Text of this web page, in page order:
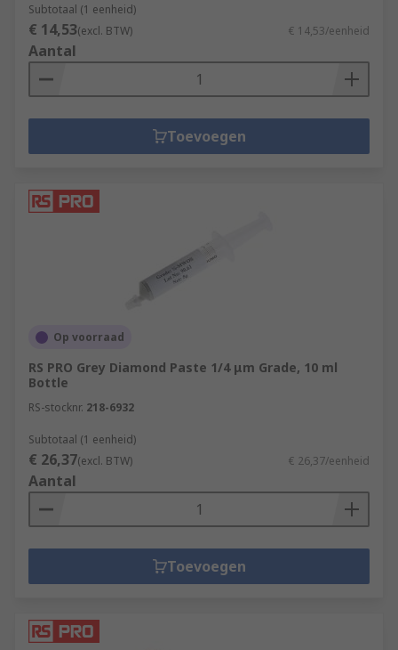
Subtotaal (1 eenheid)
€ 14,53(excl. BTW) € 14,53/eenheid
Aantal
Toevoegen
Op voorraad
RS PRO Grey Diamond Paste 1/4 μm Grade, 10 ml
Bottle
RS-stocknr. 218-6932
Subtotaal (1 eenheid)
€ 26,37(excl. BTW) € 26,37/eenheid
Aantal
Toevoegen